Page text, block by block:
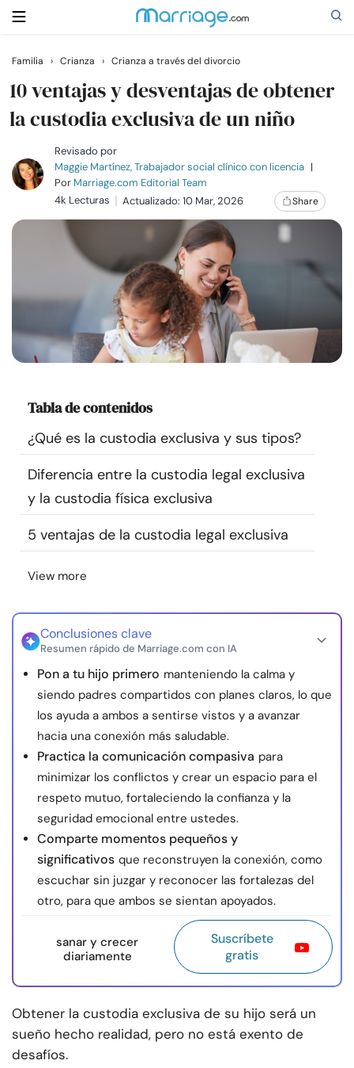
Buscar
Casarse
Relaciones
Familia
Cursos
Comunidad
Encuentra un terapeuta
Idioma
Sobre nosotros
© Copyright 2026. Todos los derechos reservados.
Familia › Crianza › Crianza a través del divorcio
10 ventajas y desventajas de obtener
la custodia exclusiva de un niño
Revisado por
Maggie Martínez, Trabajador social clínico con licencia |
Por Marriage.com Editorial Team
4k Lecturas
Actualizado: 10 Mar, 2026 Share
Tabla de contenidos
¿Qué es la custodia exclusiva y sus tipos?
Diferencia entre la custodia legal exclusiva
y la custodia física exclusiva
5 ventajas de la custodia legal exclusiva
View more
Conclusiones clave
Resumen rápido de Marriage.com con IA
Pon a tu hijo primero manteniendo la calma y
siendo padres compartidos con planes claros, lo que
los ayuda a ambos a sentirse vistos y a avanzar
hacia una conexión más saludable.
Practica la comunicación compasiva para
minimizar los conflictos y crear un espacio para el
respeto mutuo, fortaleciendo la confianza y la
seguridad emocional entre ustedes.
Comparte momentos pequeños y
significativos que reconstruyen la conexión, como
escuchar sin juzgar y reconocer las fortalezas del
otro, para que ambos se sientan apoyados.
sanar y crecer
diariamente
Suscríbete
gratis
Obtener la custodia exclusiva de su hijo será un
sueño hecho realidad, pero no está exento de
desafíos.